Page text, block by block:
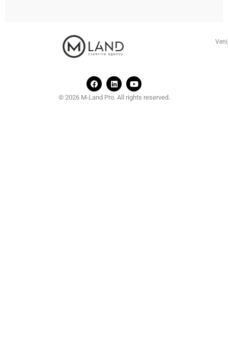
F
a
c
e
L
i
n
k
Y
o
u
t
© 2026 M-Land Pro. All rights reserved.